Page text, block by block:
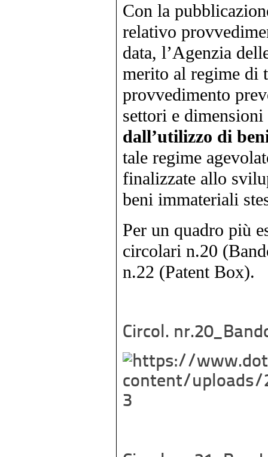
Con la
relativo
data, l’Agenzia
merito al regime di
provvedimento
settori e
dall’utilizzo di
tale regime
finalizzate allo
beni immateriali
Per un quadro più
circolari n.20
n.22 (Patent Box).
Circol.